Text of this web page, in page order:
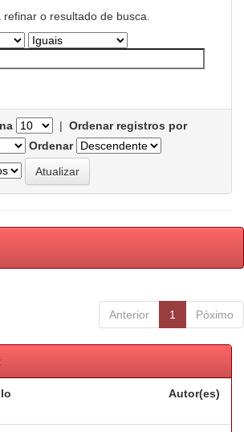
o resultado de busca.
| Ordenar registros por
Ordenar
Anterior 1 Póximo
Autor(es)